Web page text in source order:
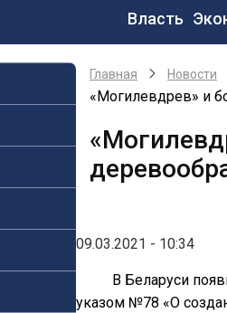
Основная
Власть
Главная Новости
«Могилевдрев» и
09.03.2021 - 10:34
В Беларуси
указом №78 «О